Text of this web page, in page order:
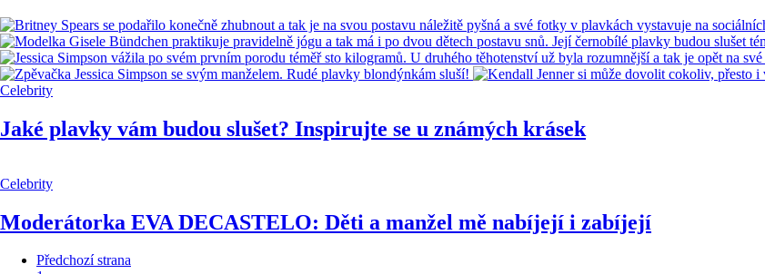
Celebrity
Jaké plavky vám budou slušet? Inspirujte se u známých krásek
Celebrity
Moderátorka EVA DECASTELO: Děti a manžel mě nabíjejí i zabíjejí
Předchozí strana